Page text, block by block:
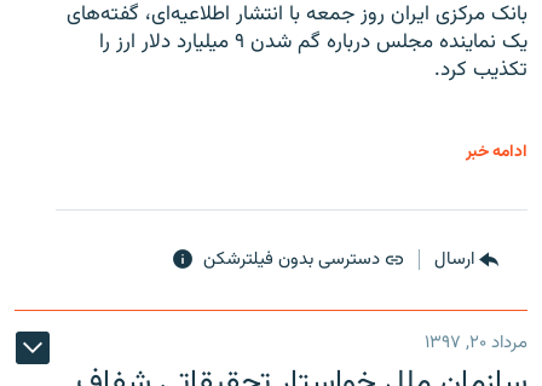
بانک مرکزی ایران روز جمعه با انتشار اطلاعیه‌ای، گفته‌های
یک نماینده مجلس درباره گم شدن ۹ میلیارد دلار ارز را
تکذیب کرد.
ادامه خبر
ارسال دسترسی بدون فیلترشکن
مرداد ۲۰, ۱۳۹۷